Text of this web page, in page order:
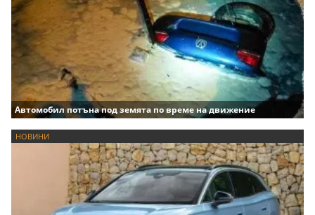
Автомобил потъна под земята по време на движение
НОВИНИ